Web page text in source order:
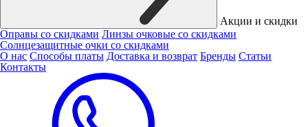
Акции и скидки
Оправы со скидками Линзы очковые со скидками
Солнцезащитные очки со скидками
О нас Способы платы Доставка и возврат Бренды Статьи
Контакты